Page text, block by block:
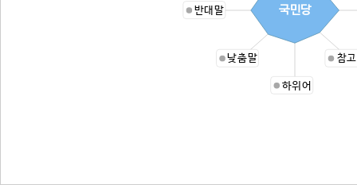
참
하위어
낮춤말
반대말 국민당